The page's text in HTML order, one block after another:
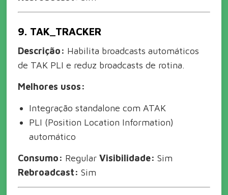
9. TAK_TRACKER
Descrição: Habilita broadcasts automáticos
de TAK PLI e reduz broadcasts de rotina.
Melhores usos:
Integração standalone com ATAK
PLI (Position Location Information)
automático
Consumo: RegularVisibilidade: Sim
Rebroadcast: Sim